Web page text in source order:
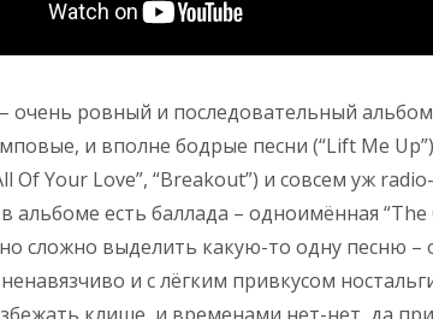
очень ровный и последовательный
и вполне бодрые песни (“Lift Me
Of Your Love”, “Breakout”) и совсем уж
альбоме есть баллада – одноимённая
сложно выделить какую-то одну песню –
и с лёгким привкусом